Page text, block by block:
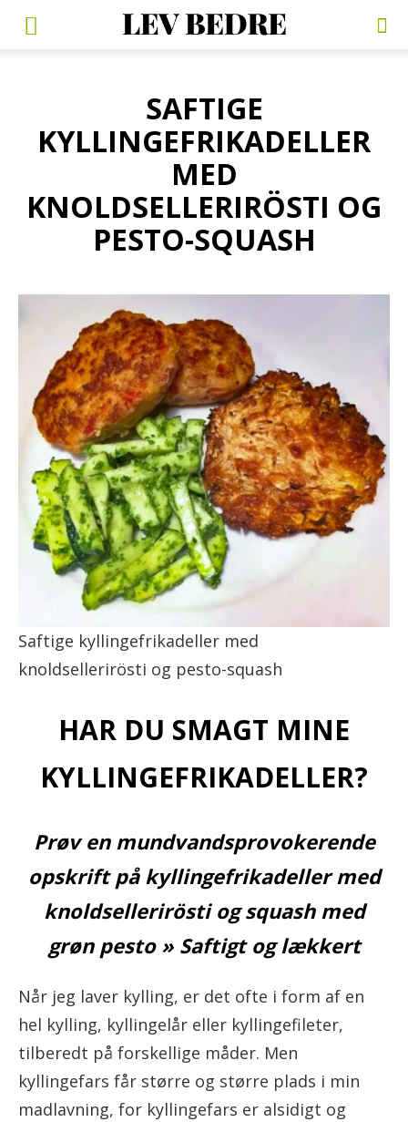
SAFTIGE
KYLLINGEFRIKADELLER
MED
KNOLDSELLERIRÖSTI OG
PESTO-SQUASH
Saftige kyllingefrikadeller med
knoldsellerirösti og pesto-squash
HAR DU SMAGT MINE
KYLLINGEFRIKADELLER?
Prøv en mundvandsprovokerende
opskrift på kyllingefrikadeller med
knoldsellerirösti og squash med
grøn pesto » Saftigt og lækkert
Når jeg laver kylling, er det ofte i form af en
hel kylling, kyllingelår eller kyllingefileter,
tilberedt på forskellige måder. Men
kyllingefars får større og større plads i min
madlavning, for kyllingefars er alsidigt og